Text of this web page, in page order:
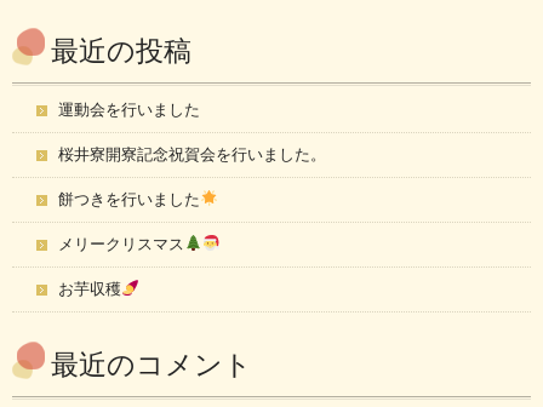
最近の投稿
運動会を行いました
桜井寮開寮記念祝賀会を行いました。
餅つきを行いました
メリークリスマス
お芋収穫
最近のコメント